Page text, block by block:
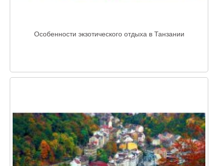
Особенности экзотического отдыха в Танзании